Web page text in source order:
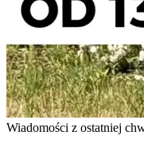
Wiadomości z ostatniej